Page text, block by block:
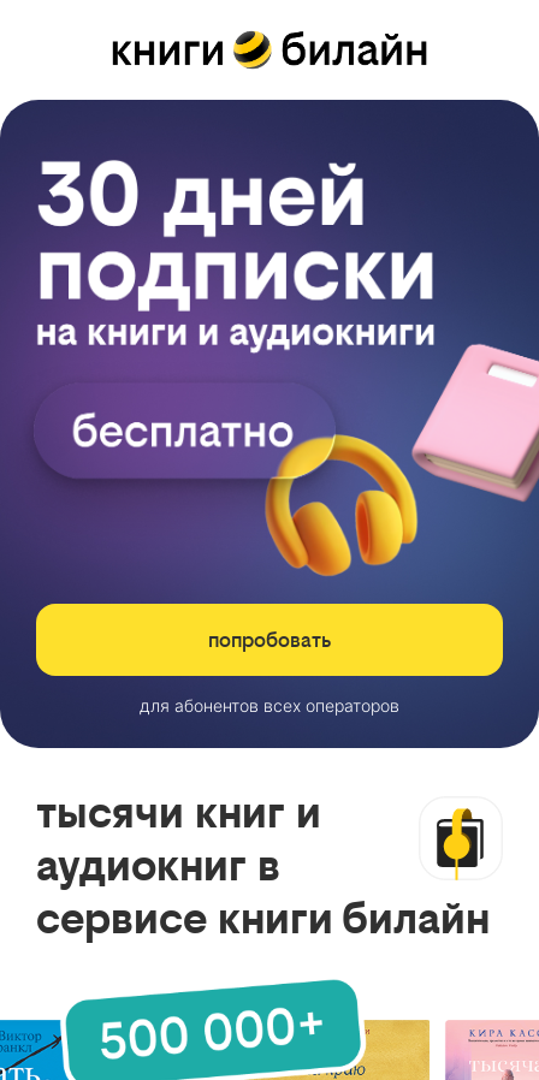
попробовать
для абонентов всех операторов
тысячи книг и
аудиокниг в
сервисе книги билайн